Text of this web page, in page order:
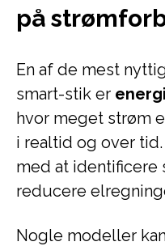
på
En af de mest
smart-stik er
hvor meget strøm
i realtid og over
med at
reducere
Nogle modeller